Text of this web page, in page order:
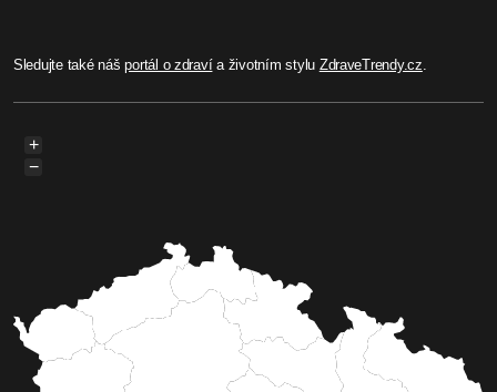
Sledujte také nášportál o zdravía životním stylu ZdraveTrendy.cz.
+
−